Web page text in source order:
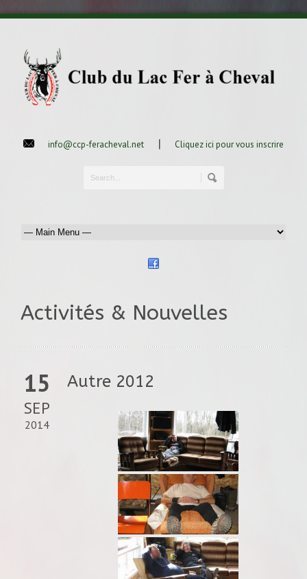
info@ccp-feracheval.net | Cliquez ici pour vous inscrire
Activités & Nouvelles
15
SEP
2014
Autre 2012